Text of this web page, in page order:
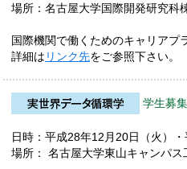
場所：名古屋大学国際開発研究科
国際機関で働くためのキャリアプ
詳細は リンク先をご参照下さい。
学生募
日時：平成28年12月20日（火）
場所： 名古屋大学東山キャンパ